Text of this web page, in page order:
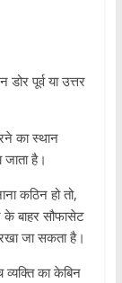
पूर्व या उत्तर
का स्थान
जाता है।
कठिन हो तो,
के बाहर सौफासेट
रखा जा सकता है।
का केबिन